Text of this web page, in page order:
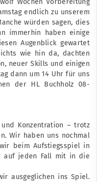
endlich zu unserem
würden sagen, dies
immerhin haben einige
Augenblick gewartet
wie hin da, dachten
neuer Skills und einigen
dann um 14 Uhr für uns
der HL Buchholz 08-
Konzentration – trotz
Wir haben uns nochmal
beim Aufstiegsspiel in
auf jeden Fall mit in die
ausgeglichen ins Spiel.